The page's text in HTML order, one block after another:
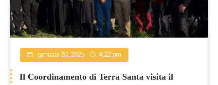
gennaio 20, 2025 4:22 pm
Il Coordinamento di Terra Santa visita il